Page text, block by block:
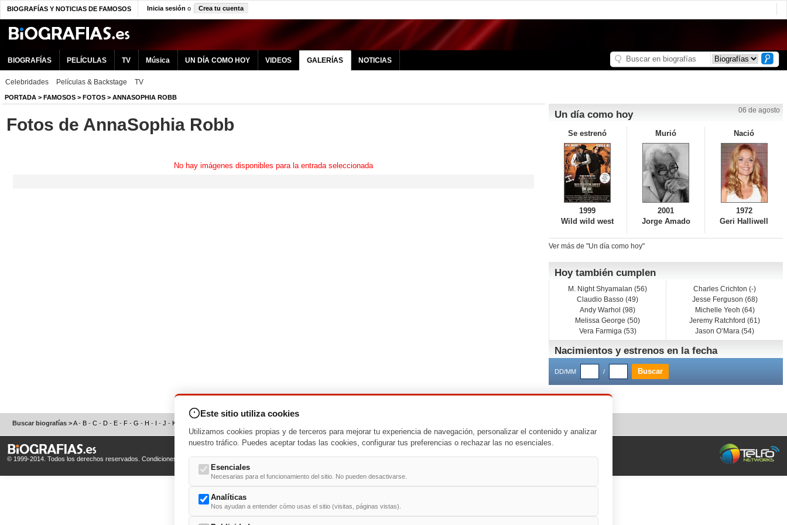
BIOGRAFÍAS Y NOTICIAS DE FAMOSOS Inicia sesión o Crea tu cuenta
BIOGRAFÍAS PELÍCULAS TV Música UN DÍA COMO HOY VIDEOS GALERÍAS NOTICIAS
Celebridades Películas & Backstage TV
PORTADA > FAMOSOS > FOTOS > ANNASOPHIA ROBB
Fotos de AnnaSophia Robb
No hay imágenes disponibles para la entrada seleccionada
Un día como hoy 06 de agosto
Se estrenó
1999
Wild wild west
Murió
2001
Jorge Amado
Nació
1972
Geri Halliwell
Ver más de "Un día como hoy"
Hoy también cumplen
M. Night Shyamalan (56)
Claudio Basso (49)
Andy Warhol (98)
Melissa George (50)
Vera Farmiga (53)
Charles Crichton (-)
Jesse Ferguson (68)
Michelle Yeoh (64)
Jeremy Ratchford (61)
Jason O’Mara (54)
Nacimientos y estrenos en la fecha
DD/MM /
Buscar biografías >A- B - C - D - E - F - G - H - I - J - K
© 1999-2014. Todos los derechos reservados. Condiciones de usoyPolítica de Privacidad
Este sitio utiliza cookies
Utilizamos cookies propias y de terceros para mejorar tu experiencia de navegación, personalizar el contenido y analizar
nuestro tráfico. Puedes aceptar todas las cookies, configurar tus preferencias o rechazar las no esenciales.
Esenciales
Necesarias para el funcionamiento del sitio. No pueden desactivarse.
Analíticas
Nos ayudan a entender cómo usas el sitio (visitas, páginas vistas).